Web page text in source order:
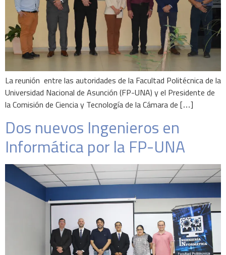
La reunión entre las autoridades de la Facultad Politécnica de la
Universidad Nacional de Asunción (FP-UNA) y el Presidente de
la Comisión de Ciencia y Tecnología de la Cámara de […]
Dos nuevos Ingenieros en
Informática por la FP-UNA